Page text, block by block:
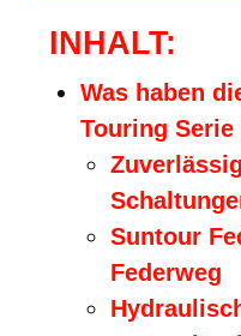
INHALT:
Was haben
Touring
Suntour
Federweg